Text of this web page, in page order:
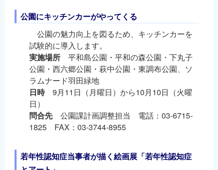
公園にキッチンカーがやってくる
公園の魅力向上を図るため、キッチンカーを
試験的に導入します。
実施場所 平和島公園・平和の森公園・下丸子
公園・西六郷公園・萩中公園・東調布公園、ソ
ラムナード羽田緑地
日時9月11日（月曜日）から10月10日（火曜
日）
問合先公園課計画調整担当 電話：03-6715-
1825 FAX：03-3744-8955
若年性認知症当事者が描く絵画展「若年性認知症